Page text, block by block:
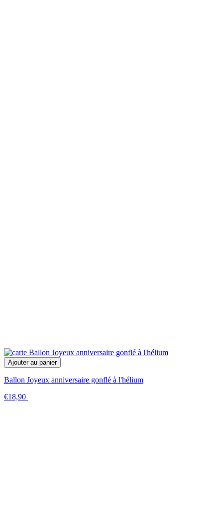
Ajouter au panier
Ballon Joyeux anniversaire gonflé à l'hélium
€18,90